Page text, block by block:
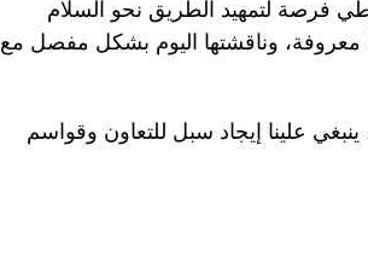
فرصة لتمهيد الطريق نحو السلام
معروفة، وناقشتها اليوم بشكل مفصل مع
علينا إيجاد سبل للتعاون وقواسم